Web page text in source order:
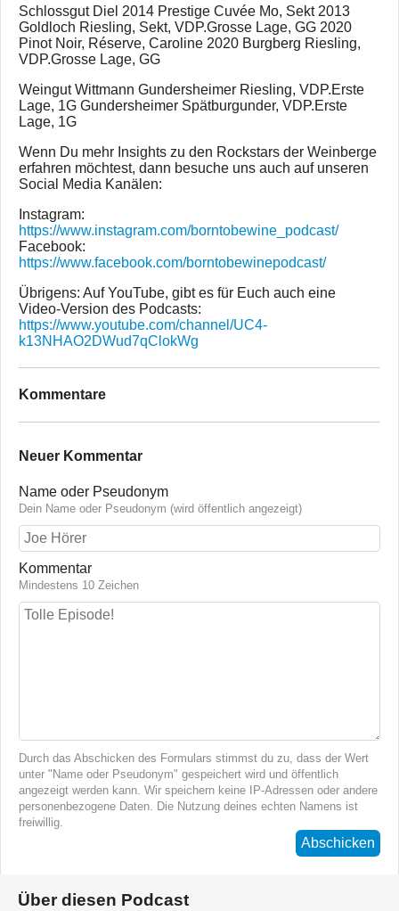
Schlossgut Diel 2014 Prestige Cuvée Mo, Sekt 2013
Goldloch Riesling, Sekt, VDP.Grosse Lage, GG 2020
Pinot Noir, Réserve, Caroline 2020 Burgberg Riesling,
VDP.Grosse Lage, GG
Weingut Wittmann Gundersheimer Riesling, VDP.Erste
Lage, 1G Gundersheimer Spätburgunder, VDP.Erste
Lage, 1G
Wenn Du mehr Insights zu den Rockstars der Weinberge
erfahren möchtest, dann besuche uns auch auf unseren
Social Media Kanälen:
Instagram:
https://www.instagram.com/borntobewine_podcast/
Facebook:
https://www.facebook.com/borntobewinepodcast/
Übrigens: Auf YouTube, gibt es für Euch auch eine
Video-Version des Podcasts:
https://www.youtube.com/channel/UC4-
k13NHAO2DWud7qClokWg
Kommentare
Neuer Kommentar
Name oder Pseudonym
Dein Name oder Pseudonym (wird öffentlich angezeigt)
Kommentar
Mindestens 10 Zeichen
Durch das Abschicken des Formulars stimmst du zu, dass der Wert
unter "Name oder Pseudonym" gespeichert wird und öffentlich
angezeigt werden kann. Wir speichern keine IP-Adressen oder andere
personenbezogene Daten. Die Nutzung deines echten Namens ist
freiwillig.
Abschicken
Über diesen Podcast